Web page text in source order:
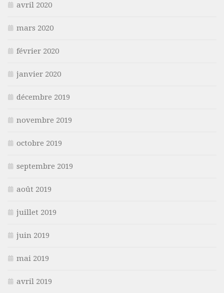
avril 2020
mars 2020
février 2020
janvier 2020
décembre 2019
novembre 2019
octobre 2019
septembre 2019
août 2019
juillet 2019
juin 2019
mai 2019
avril 2019